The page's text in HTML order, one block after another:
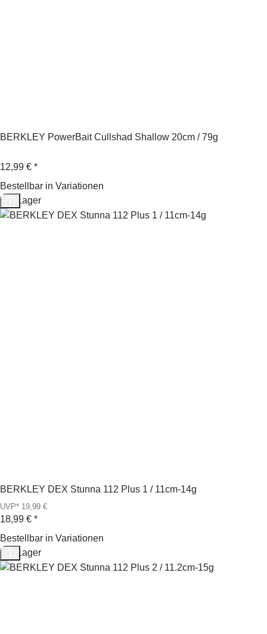
BERKLEY PowerBait Cullshad Shallow 20cm / 79g
12,99 € *
Bestellbar in Variationen
Auf Lager
BERKLEY DEX Stunna 112 Plus 1 / 11cm-14g
UVP* 19,99 €
18,99 € *
Bestellbar in Variationen
Auf Lager